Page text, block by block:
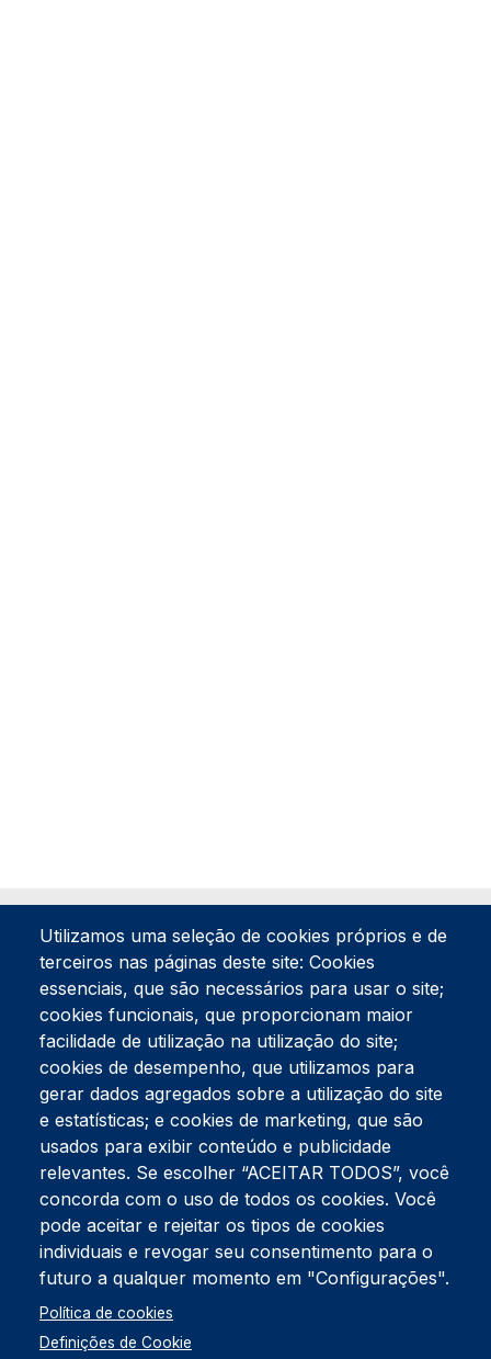
Tel:234 390 100Fax:234 390 100
Endereço Postal
Apartado 42
Rua Gil Eanes 31
3834-908 Gafanha da Nazaré
Estúdios
Rua Prior Guerra
Edifício do Centro Cultural da Gafanha da Nazaré
3830-556 Gafanha da Nazaré
Rodapé
Cookies
Política de Privacidade
Utilizamos uma seleção de cookies próprios e de
terceiros nas páginas deste site: Cookies
essenciais, que são necessários para usar o site;
cookies funcionais, que proporcionam maior
facilidade de utilização na utilização do site;
cookies de desempenho, que utilizamos para
gerar dados agregados sobre a utilização do site
e estatísticas; e cookies de marketing, que são
usados para exibir conteúdo e publicidade
relevantes. Se escolher “ACEITAR TODOS”, você
concorda com o uso de todos os cookies. Você
pode aceitar e rejeitar os tipos de cookies
individuais e revogar seu consentimento para o
futuro a qualquer momento em "Configurações".
Política de cookies
Definições de Cookie